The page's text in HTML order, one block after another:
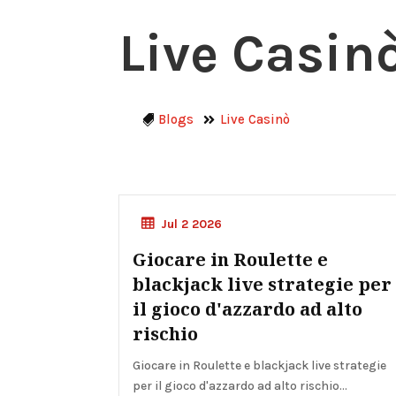
Live
Blogs Live Casinò
Giocare in Roulette e
blackjack live strategie per
il gioco d'azzardo ad alto
rischio
Jul 2 2026
Live Casinò
Giocare in Roulette e blackjack live strategie
per il gioco d'azzardo ad alto rischio...